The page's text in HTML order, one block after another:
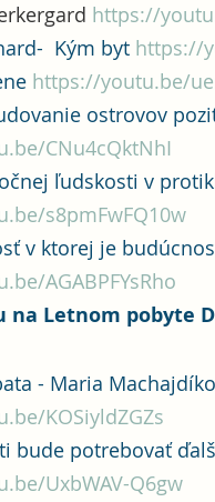
https://
Kým byt https://
https://youtu.be/
ostrovov
CNu4cQktNhI
ľudskosti v
s8pmFwFQ10w
v ktorej je
AGABPFYsRho
na Letnom pobyte
- Maria
KOSiyldZGZs
bude potrebovať
UxbWAV-Q6gw